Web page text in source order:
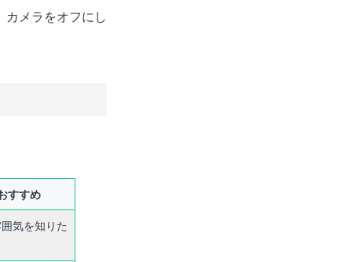
メラをオフにし
すすめ
気を知りた